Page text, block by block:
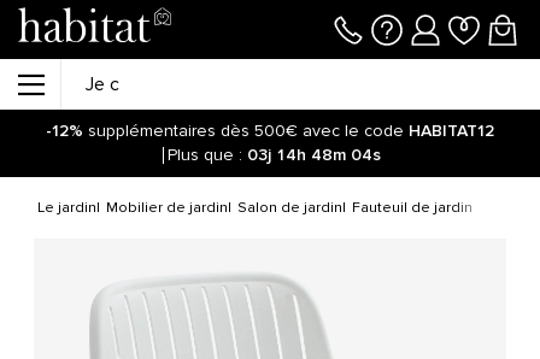
-12% supplémentaires dès 500€ avec le code HABITAT12
Plus que : 03j 14h 48m 04s
Le jardin Mobilier de jardin Salon de jardin Fauteuil de jardin